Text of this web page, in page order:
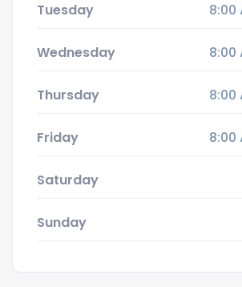
Tuesday 8:00
Wednesday 8:00
Thursday 8:00
Friday 8:00
Saturday
Sunday